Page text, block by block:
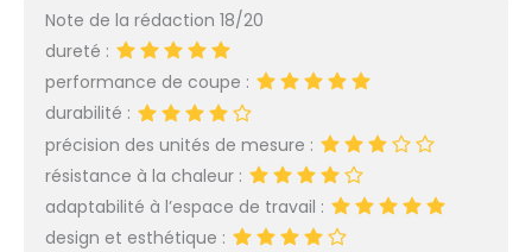
Note de la rédaction 18/20
dureté :
performance de coupe :
durabilité :
précision des unités de mesure :
résistance à la chaleur :
adaptabilité à l’espace de travail :
design et esthétique :